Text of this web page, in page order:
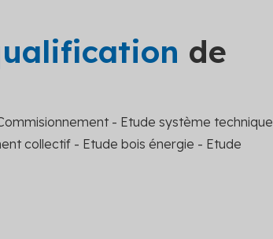
de
- Etude système technique
collectif - Etude bois énergie - Etude